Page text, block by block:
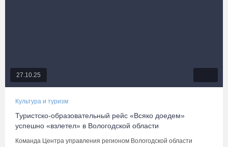
27.10.25
Культура и туризм
Туристско-образовательный рейс «Всяко доедем»
успешно «взлетел» в Вологодской области
Команда Центра управления регионом Вологодской области